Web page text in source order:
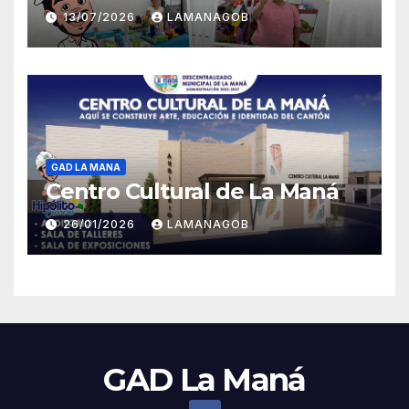
13/07/2026 LAMANAGOB
GAD LA MANA
Centro Cultural de La Maná
26/01/2026 LAMANAGOB
GAD La Maná